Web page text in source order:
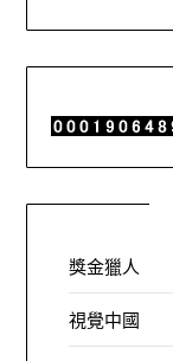
獎金獵人
視覺中國